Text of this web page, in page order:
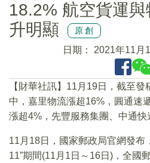
18.2% 航空貨運
升明顯
原創
日期： 2021年11月
【財華社訊】11月19日，截至
中，嘉里物流漲超16%，圓通速
漲超4%，先豐服務集團、中通快
11月18日，國家郵政局官網發布
11”期間(11月1日～16日)，全國